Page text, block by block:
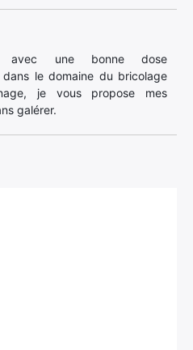
avec une bonne dose
le domaine du bricolage
je vous propose mes
galérer.